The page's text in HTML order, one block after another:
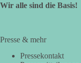
Wir alle sind die Basis!
Presse & mehr
Pressekontakt